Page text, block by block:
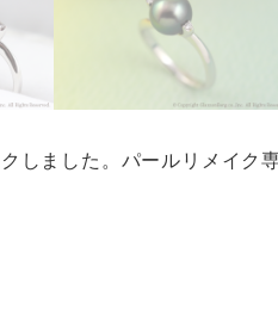
しました。パールリメイク